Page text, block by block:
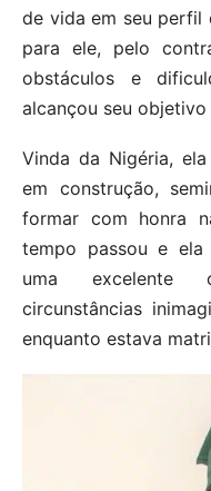
de vida em seu perfil
para ele, pelo
obstáculos e
alcançou seu
Vinda da Nigéria,
em construção,
formar com honra
tempo passou e ela
uma excelente
circunstâncias
enquanto estava